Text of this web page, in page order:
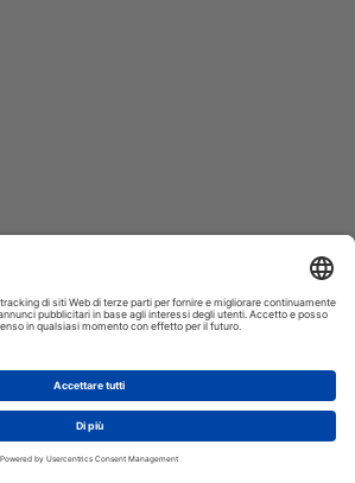
AGGIUNGI AL CARRELLO